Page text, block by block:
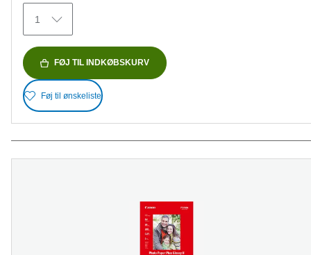
41
anmeldelser
1
FØJ TIL INDKØBSKURV
Føj til ønskeliste